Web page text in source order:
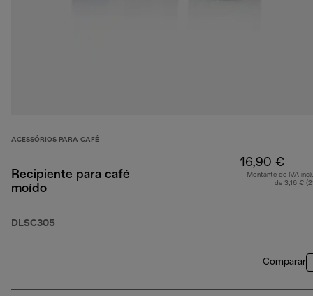
ACESSÓRIOS PARA CAFÉ
Recipiente para café
moído
DLSC305
16,90 €
Montante de IVA
de 3,16 €
Comparar